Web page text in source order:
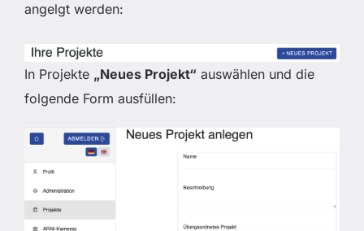
angelgt werden:
In Projekte „Neues Projekt“ auswählen und die
folgende Form ausfüllen: